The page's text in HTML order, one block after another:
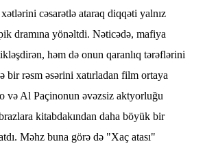
cəsarətlə ataraq diqqəti yalnız
dramına yönəltdi. Nəticədə, mafiya
həm də onun qaranlıq tərəflərini
bir rəsm əsərini xatırladan film ortaya
və Al Paçinonun əvəzsiz aktyorluğu
kitabdakından daha böyük bir
Məhz buna görə də "Xaç atası"